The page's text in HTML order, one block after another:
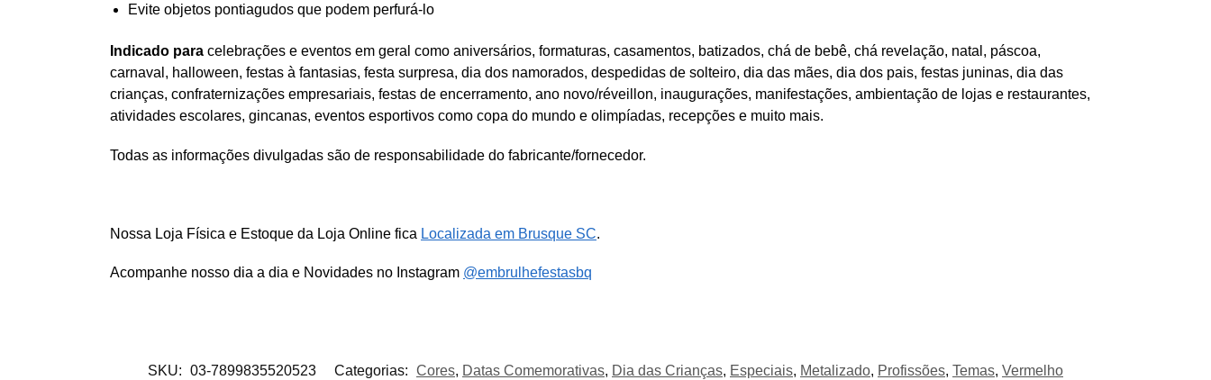
Evite objetos pontiagudos que podem perfurá-lo
Indicado para celebrações e eventos em geral como aniversários, formaturas, casamentos, batizados, chá de bebê, chá revelação, natal, páscoa,
carnaval, halloween, festas à fantasias, festa surpresa, dia dos namorados, despedidas de solteiro, dia das mães, dia dos pais, festas juninas, dia das
crianças, confraternizações empresariais, festas de encerramento, ano novo/réveillon, inaugurações, manifestações, ambientação de lojas e restaurantes,
atividades escolares, gincanas, eventos esportivos como copa do mundo e olimpíadas, recepções e muito mais.
Todas as informações divulgadas são de responsabilidade do fabricante/fornecedor.
Nossa Loja Física e Estoque da Loja Online fica Localizada em Brusque SC.
Acompanhe nosso dia a dia e Novidades no Instagram @embrulhefestasbq
SKU: 03-7899835520523 Categorias: Cores, Datas Comemorativas, Dia das Crianças, Especiais, Metalizado, Profissões, Temas, Vermelho